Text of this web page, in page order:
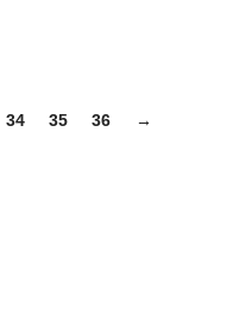
34 35 36 →